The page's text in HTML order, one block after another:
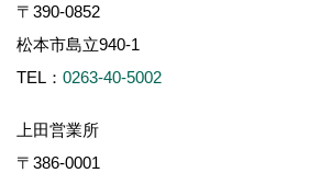
〒390-0852
松本市島立940-1
TEL： 0263-40-5002
上田営業所
〒386-0001